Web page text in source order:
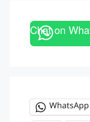
Chat on
WhatsApp